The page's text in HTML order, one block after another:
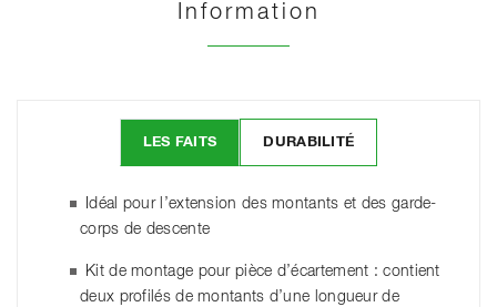
Information
LES FAITS DURABILITÉ
Idéal pour l’extension des montants et des garde-
corps de descente
Kit de montage pour pièce d’écartement : contient
deux profilés de montants d’une longueur de